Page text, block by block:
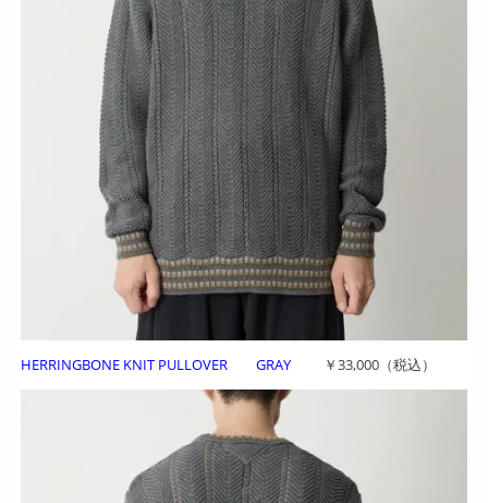
HERRINGBONE KNIT PULLOVER GRAY￥33,000（税込）